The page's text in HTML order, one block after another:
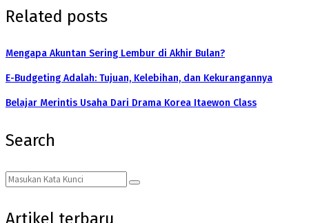
Related posts
Mengapa Akuntan Sering Lembur di Akhir Bulan?
E-Budgeting Adalah: Tujuan, Kelebihan, dan Kekurangannya
Belajar Merintis Usaha Dari Drama Korea Itaewon Class
Search
Search
for:
Search
Artikel terbaru